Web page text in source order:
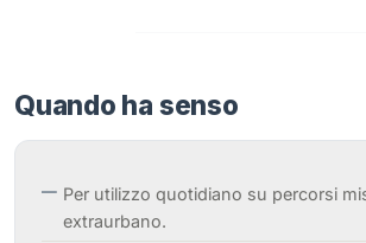
Quando ha senso
Per utilizzo quotidiano su percorsi
extraurbano.